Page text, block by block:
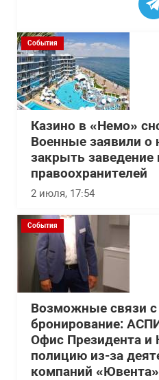
События
Казино в «Немо»
Военные заявили о
закрыть заведение
правоохранителей
2 июля, 17:54
События
Возможные связи
бронирование:
Офис Президента и
полицию из-за
компаний «Ювента»